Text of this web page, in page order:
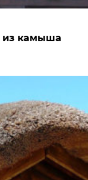
камыша